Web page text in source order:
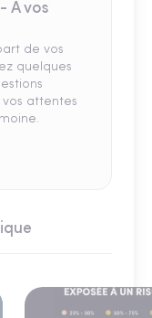
A vos
de vos
quelques
attentes